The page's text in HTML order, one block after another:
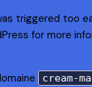
triggered too
for more
cream-